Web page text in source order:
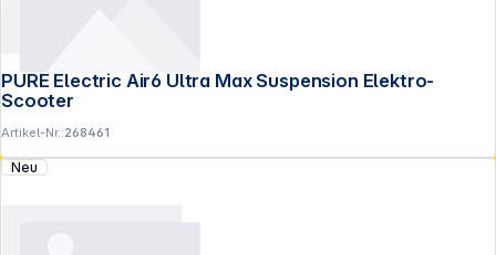
PURE Electric Air6 Ultra Max Suspension Elektro-
Scooter
Artikel-Nr.:268461
Neu